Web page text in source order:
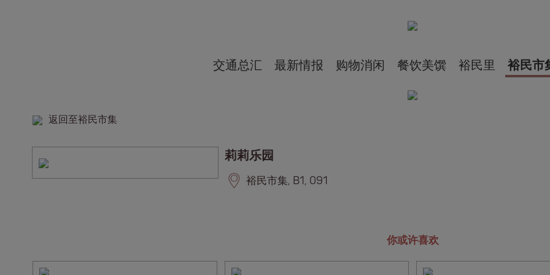
交通总汇 最新情报 购物消闲 餐饮美馔 裕民里 裕民市
返回至裕民市集
莉莉乐园
裕民市集, B1, 091
你或许喜欢